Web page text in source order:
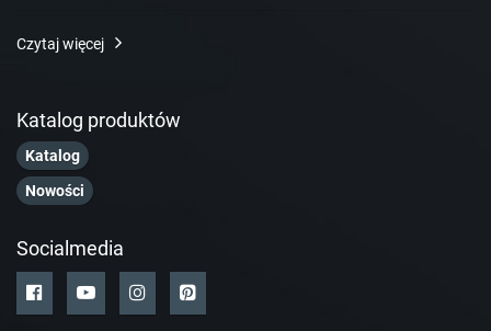
Czytaj więcej
Katalog produktów
Katalog
Nowości
Socialmedia